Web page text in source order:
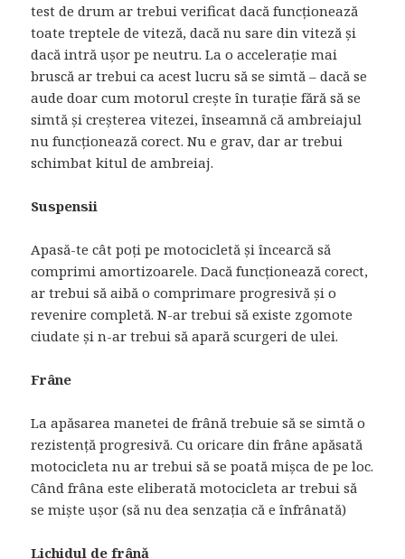
test de drum ar trebui verificat dacă funcționează
toate treptele de viteză, dacă nu sare din viteză și
dacă intră ușor pe neutru. La o accelerație mai
bruscă ar trebui ca acest lucru să se simtă – dacă se
aude doar cum motorul crește în turație fără să se
simtă și creșterea vitezei, înseamnă că ambreiajul
nu funcționează corect. Nu e grav, dar ar trebui
schimbat kitul de ambreiaj.
Suspensii
Apasă-te cât poți pe motocicletă și încearcă să
comprimi amortizoarele. Dacă funcționează corect,
ar trebui să aibă o comprimare progresivă și o
revenire completă. N-ar trebui să existe zgomote
ciudate și n-ar trebui să apară scurgeri de ulei.
Frâne
La apăsarea manetei de frână trebuie să se simtă o
rezistență progresivă. Cu oricare din frâne apăsată
motocicleta nu ar trebui să se poată mișca de pe loc.
Când frâna este eliberată motocicleta ar trebui să
se miște ușor (să nu dea senzația că e înfrânată)
Lichidul de frână